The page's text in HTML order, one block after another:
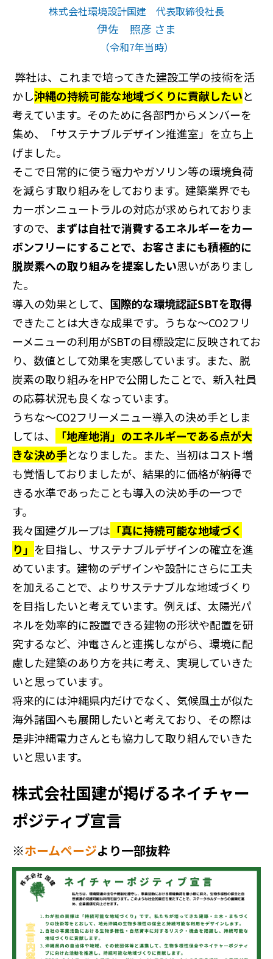
株式会社環境設計国建 代表取締役社長
伊佐 照彦 さま
（令和7年当時）
弊社は、これまで培ってきた建設工学の技術を活
かし沖縄の持続可能な地域づくりに貢献したいと
考えています。そのために各部門からメンバーを
集め、「サステナブルデザイン推進室」を立ち上
げました。
そこで日常的に使う電力やガソリン等の環境負荷
を減らす取り組みをしております。建築業界でも
カーボンニュートラルの対応が求められておりま
すので、
まずは自社で消費するエネルギーをカー
ボンフリーにすることで、お客さまにも積極的に
脱炭素への取り組みを提案したい思いがありまし
た。
導入の効果として、 国際的な環境認証SBTを取得
できたことは大きな成果です。うちな～CO2フリ
ーメニューの利用がSBTの目標設定に反映されてお
り、数値として効果を実感しています。また、脱
炭素の取り組みをHPで公開したことで、新入社員
の応募状況も良くなっています。
うちな～CO2フリーメニュー導入の決め手としま
しては、
「地産地消」のエネルギーである点が大
きな決め手となりました。また、当初はコスト増
も覚悟しておりましたが、結果的に価格が納得で
きる水準であったことも導入の決め手の一つで
す。
我々国建グループは 「真に持続可能な地域づく
り」 を目指し、サステナブルデザインの確立を進
めています。建物のデザインや設計にさらに工夫
を加えることで、よりサステナブルな地域づくり
を目指したいと考えています。例えば、太陽光パ
ネルを効率的に設置できる建物の形状や配置を研
究するなど、沖電さんと連携しながら、環境に配
慮した建築のあり方を共に考え、実現していきた
いと思っています。
将来的には沖縄県内だけでなく、気候風土が似た
海外諸国へも展開したいと考えており、その際は
是非沖縄電力さんとも協力して取り組んでいきた
いと思います。
株式会社国建が掲げるネイチャー
ポジティブ宣言
※ホームページより一部抜粋